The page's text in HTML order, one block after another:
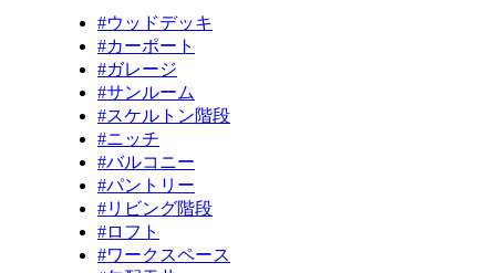
#ウッドデッキ
#カーポート
#ガレージ
#サンルーム
#スケルトン階段
#ニッチ
#バルコニー
#パントリー
#リビング階段
#ロフト
#ワークスペース